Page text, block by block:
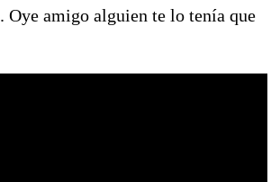
. Oye amigo alguien te lo tenía que